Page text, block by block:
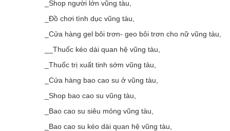
_Shop người lớn vũng tàu,
_Đồ chơi tình dục vũng tàu,
_Cửa hàng gel bôi trơn- geo bôi trơn cho nữ vũng tàu,
__Thuốc kéo dài quan hệ vũng tàu,
_Thuốc trị xuất tinh sớm vũng tàu,
_Cửa hàng bao cao su ở vũng tàu,
_Shop bao cao su vũng tàu,
_Bao cao su siêu mỏng vũng tàu,
_Bao cao su kéo dài quan hệ vũng tàu,